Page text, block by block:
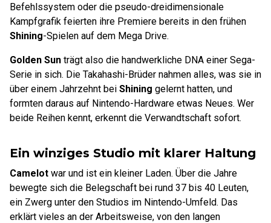
Befehlssystem oder die pseudo-dreidimensionale
Kampfgrafik feierten ihre Premiere bereits in den frühen
Shining-Spielen auf dem Mega Drive.
Golden Sun trägt also die handwerkliche DNA einer Sega-
Serie in sich. Die Takahashi-Brüder nahmen alles, was sie in
über einem Jahrzehnt bei Shining gelernt hatten, und
formten daraus auf Nintendo-Hardware etwas Neues. Wer
beide Reihen kennt, erkennt die Verwandtschaft sofort.
Ein winziges Studio mit klarer Haltung
Camelot war und ist ein kleiner Laden. Über die Jahre
bewegte sich die Belegschaft bei rund 37 bis 40 Leuten,
ein Zwerg unter den Studios im Nintendo-Umfeld. Das
erklärt vieles an der Arbeitsweise, von den langen